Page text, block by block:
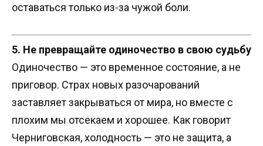
оставаться только из-за чужой боли.
5. Не превращайте одиночество в свою судьбу
Одиночество — это временное состояние, а не
приговор. Страх новых разочарований
заставляет закрываться от мира, но вместе с
плохим мы отсекаем и хорошее. Как говорит
Черниговская, холодность — это не защита, а